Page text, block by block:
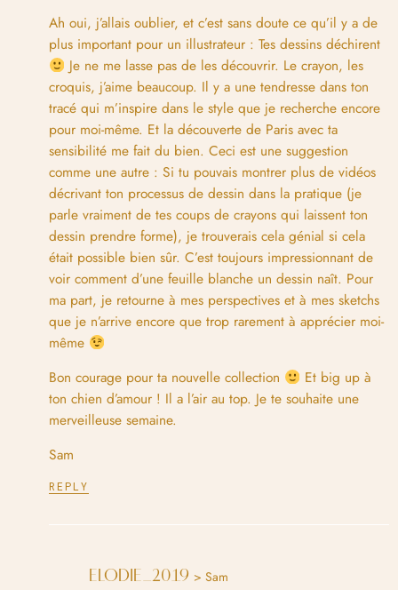
Ah oui, j’allais oublier, et c’est sans doute ce qu’il y a de
plus important pour un illustrateur : Tes dessins déchirent
Je ne me lasse pas de les découvrir. Le crayon, les
croquis, j’aime beaucoup. Il y a une tendresse dans ton
tracé qui m’inspire dans le style que je recherche encore
pour moi-même. Et la découverte de Paris avec ta
sensibilité me fait du bien. Ceci est une suggestion
comme une autre : Si tu pouvais montrer plus de vidéos
décrivant ton processus de dessin dans la pratique (je
parle vraiment de tes coups de crayons qui laissent ton
dessin prendre forme), je trouverais cela génial si cela
était possible bien sûr. C’est toujours impressionnant de
voir comment d’une feuille blanche un dessin naît. Pour
ma part, je retourne à mes perspectives et à mes sketchs
que je n’arrive encore que trop rarement à apprécier moi-
même
Bon courage pour ta nouvelle collection
Et big up à
ton chien d’amour ! Il a l’air au top. Je te souhaite une
merveilleuse semaine.
Sam
REPLY
ELODIE_2019 > Sam